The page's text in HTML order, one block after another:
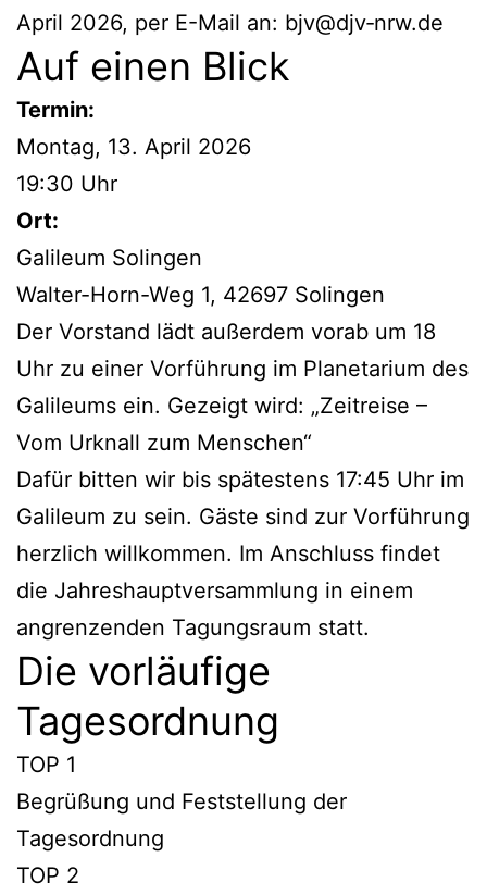
April 2026, per E-Mail an: bjv@djv‐nrw.de
Auf einen Blick
Termin:
Montag, 13. April 2026
19:30 Uhr
Ort:
Galileum Solingen
Walter-Horn-Weg 1, 42697 Solingen
Der Vorstand lädt außerdem vorab um 18
Uhr zu einer Vorführung im Planetarium des
Galileums ein. Gezeigt wird: „Zeitreise –
Vom Urknall zum Menschen“
Dafür bitten wir bis spätestens 17:45 Uhr im
Galileum zu sein. Gäste sind zur Vorführung
herzlich willkommen. Im Anschluss findet
die Jahreshauptversammlung in einem
angrenzenden Tagungsraum statt.
Die vorläufige
Tagesordnung
TOP 1
Begrüßung und Feststellung der
Tagesordnung
TOP 2